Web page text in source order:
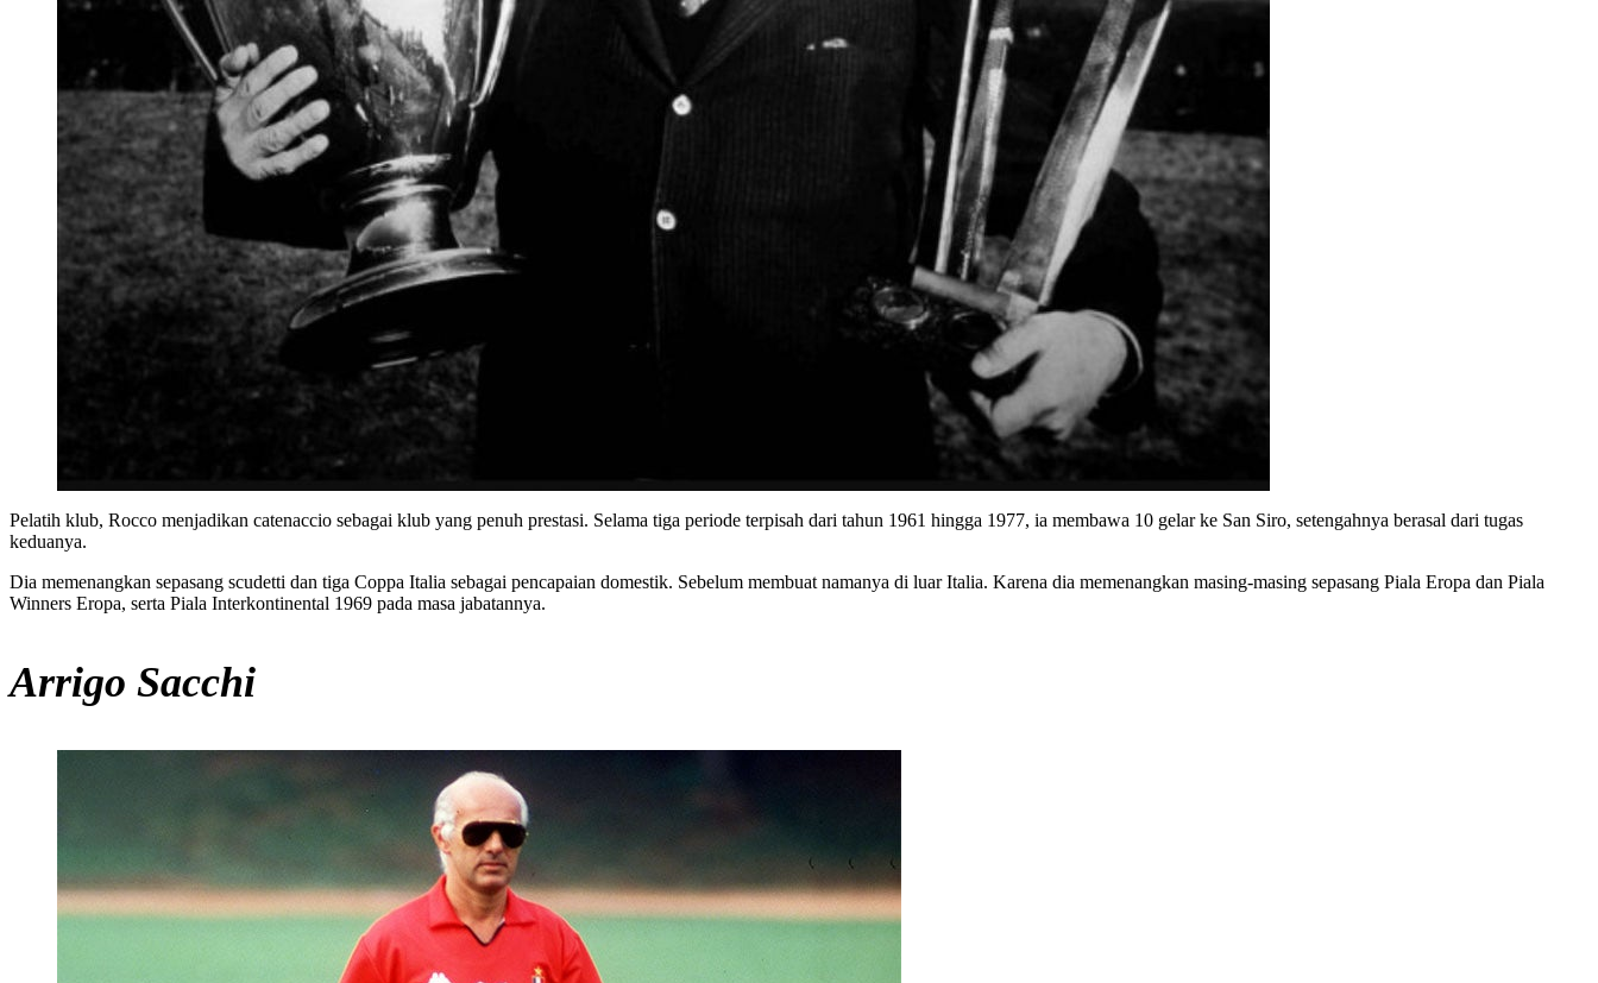
Pelatih klub, Rocco menjadikan catenaccio sebagai klub yang penuh prestasi. Selama tiga periode terpisah dari tahun 1961 hingga 1977, ia membawa 10 gelar ke San Siro, setengahnya berasal dari tugas
keduanya.
Dia memenangkan sepasang scudetti dan tiga Coppa Italia sebagai pencapaian domestik. Sebelum membuat namanya di luar Italia. Karena dia memenangkan masing-masing sepasang Piala Eropa dan Piala
Winners Eropa, serta Piala Interkontinental 1969 pada masa jabatannya.
Arrigo Sacchi